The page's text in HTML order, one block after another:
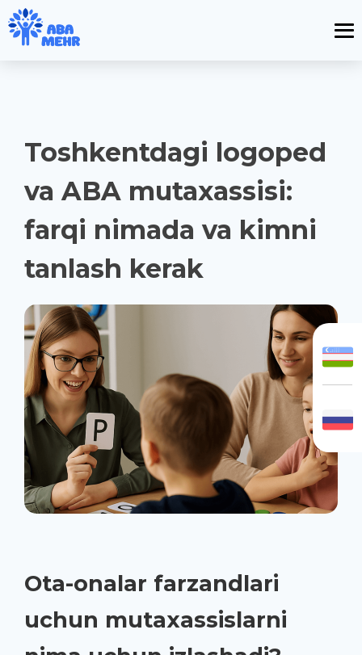
Toshkentdagi logoped
va ABA mutaxassisi:
farqi nimada va kimni
tanlash kerak
Ota-onalar farzandlari
uchun mutaxassislarni